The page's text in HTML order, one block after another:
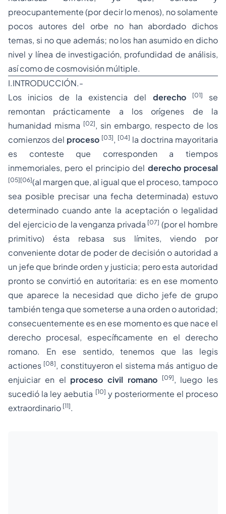
preocupantemente (por decir lo menos), no solamente
pocos autores del orbe no han abordado dichos
temas, si no que además; no los han asumido en dicho
nivel y línea de investigación, profundidad de análisis,
así como de cosmovisión múltiple.
I.INTRODUCCIÓN.-
Los inicios de la existencia del derecho [01]
se
remontan prácticamente a los orígenes de la
humanidad misma [02], sin embargo, respecto de los
comienzos del proceso [03], [04] la doctrina mayoritaria
es conteste que corresponden a tiempos
inmemoriales, pero el principio del derecho procesal
[05][06](al margen que, al igual que el proceso, tampoco
sea posible precisar una fecha determinada) estuvo
determinado cuando ante la aceptación o legalidad
del ejercicio de la venganza privada [07] (por el hombre
primitivo) ésta rebasa sus límites, viendo por
conveniente dotar de poder de decisión o autoridad a
un jefe que brinde orden y justicia; pero esta autoridad
pronto se convirtió en autoritaria: es en ese momento
que aparece la necesidad que dicho jefe de grupo
también tenga que someterse a una orden o autoridad;
consecuentemente es en ese momento es que nace el
derecho procesal, específicamente en el derecho
romano. En ese sentido, tenemos que las legis
actiones [08], constituyeron el sistema más antiguo de
enjuiciar en el proceso civil romano [09], luego les
sucedió la ley aebutia [10] y posteriormente el proceso
extraordinario [11].